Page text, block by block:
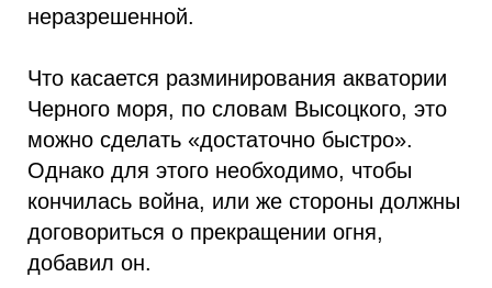
неразрешенной.
Что касается разминирования акватории
Черного моря, по словам Высоцкого, это
можно сделать «достаточно быстро».
Однако для этого необходимо, чтобы
кончилась война, или же стороны должны
договориться о прекращении огня,
добавил он.